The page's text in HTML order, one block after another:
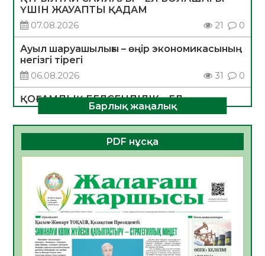
ҮШІН ЖАУАПТЫ ҚАДАМ
07.08.2026
21 0
Ауыл шаруашылығы – өңір экономикасының
негізгі тірегі
06.08.2026
31 0
ҚОҒАМДЫҚ БЕЛСЕНДІЛІК – ЕЛ
ДАМУЫНЫҢ НЕГІЗІ
06.08.2026
30 0
ҚҰРЫЛТАЙ САЙЛАУЫ – БОЛАШАҚҚА
БАСТАР ЖАУАПТЫ ТАҢДАУ
06.08.2026
Инфекциялық ауруларға қарсы иммундау
жұмыстарының тиімділігі
06.08.2026
33
Көкжөтел ауруы туралы
Барлық жаңалық
PDF нұсқа